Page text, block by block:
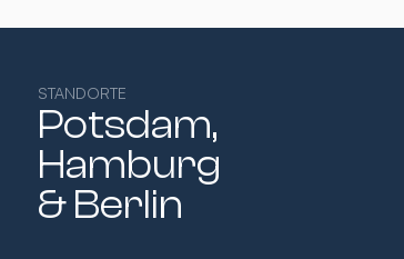
STANDORTE
Potsdam,
Hamburg​
& Berlin